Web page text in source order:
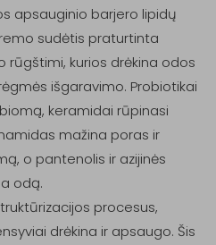
apsauginio barjero lipidų
sudėtis praturtinta
rūgštimi, kurios drėkina odos
išgaravimo. Probiotikai
keramidai rūpinasi
mažina poras ir
o pantenolis ir azijinės
odą.
procesus,
drėkina ir apsaugo. Šis